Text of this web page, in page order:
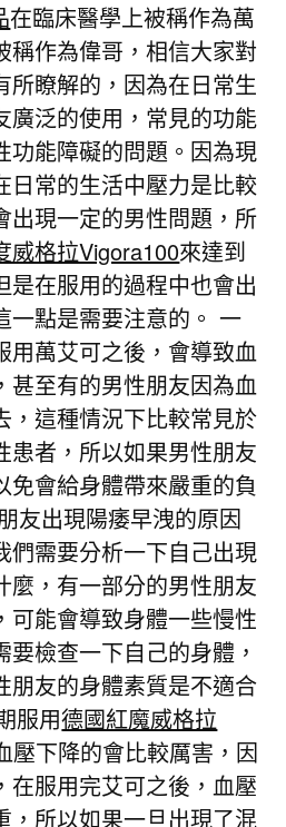
在臨床醫學上被稱作為萬
稱作為偉哥，相信大家對
所瞭解的，因為在日常生
廣泛的使用，常見的功能
功能障礙的問題。因為現
日常的生活中壓力是比較
出現一定的男性問題，所
威格拉Vigora100來達到
是在服用的過程中也會出
一點是需要注意的。 一
用萬艾可之後，會導致血
甚至有的男性朋友因為血
，這種情況下比較常見於
患者，所以如果男性朋友
免會給身體帶來嚴重的負
友出現陽痿早洩的原因
們需要分析一下自己出現
麼，有一部分的男性朋友
可能會導致身體一些慢性
檢查一下自己的身體，
朋友的身體素質是不適合
服用德國紅魔威格拉
壓下降的會比較厲害，因
在服用完艾可之後，血壓
，所以如果一旦出現了混